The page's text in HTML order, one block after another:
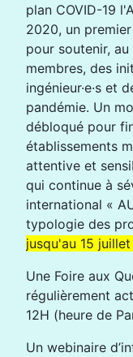
plan COVID-19
2020, un
pour soutenir,
membres, des
ingénieur·e·s et
pandémie. Un
débloqué pour
établissements
attentive et
qui continue à
international «
typologie des
jusqu'au 15 juillet
Une Foire aux
régulièrement
12H (heure de
Un webinaire